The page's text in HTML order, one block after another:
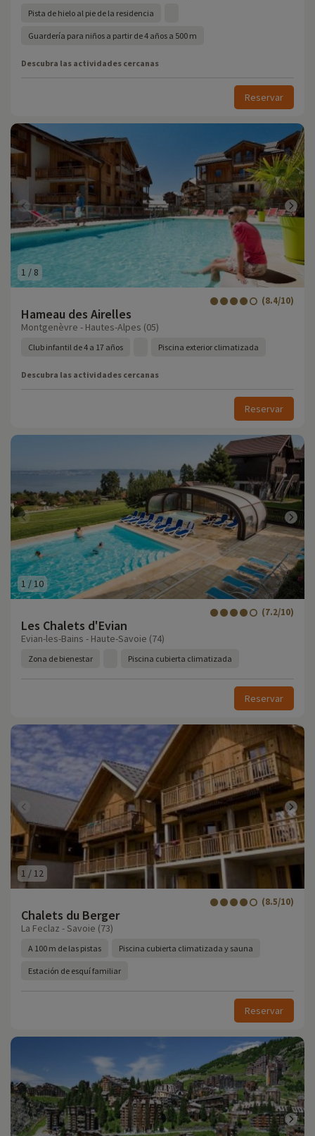
Pista de hielo al pie de la residencia
Guardería para niños a partir de 4 años a 500 m
Descubra las actividades cercanas
Reservar
1 / 8
Hameau des Airelles
(8.4/10)
Montgenèvre - Hautes-Alpes (05)
Club infantil de 4 a 17 años Piscina exterior climatizada
Descubra las actividades cercanas
Reservar
1 /10
Les Chalets d'Evian
(7.2/10)
Evian-les-Bains - Haute-Savoie (74)
Zona de bienestar Piscina cubierta climatizada
Reservar
1 / 12
Chalets du Berger
(8.5/10)
La Feclaz - Savoie (73)
A 100 m de las pistas Piscina cubierta climatizada y sauna
Estación de esquí familiar
Reservar